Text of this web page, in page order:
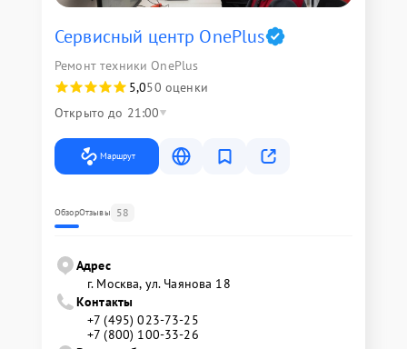
Сервисный центр OnePlus
Ремонт техники OnePlus
5,050 оценки
Открыто до 21:00
Маршрут
ОбзорОтзывы 58
Адрес
г. Москва, ул. Чаянова 18
Контакты
+7 (495) 023-73-25
+7 (800) 100-33-26